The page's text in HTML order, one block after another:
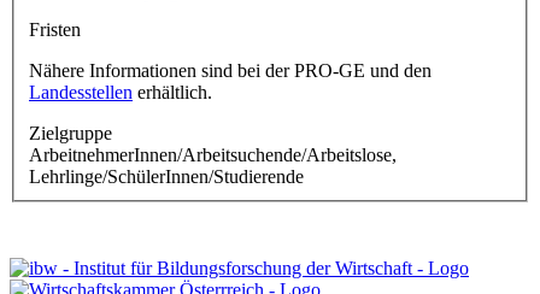
Fristen
Nähere Informationen sind bei der PRO-GE und den
Landesstellen erhältlich.
Zielgruppe
ArbeitnehmerInnen/Arbeitsuchende/Arbeitslose,
Lehrlinge/SchülerInnen/Studierende